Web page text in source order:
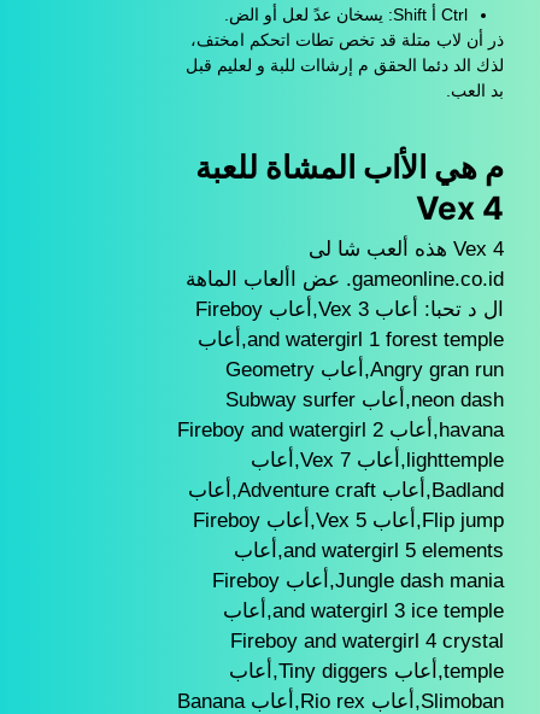
Ctrl أ Shift: يسخان عدً لعل أو الض.
ذر أن لاب متلة قد تخص تطات اتحكم امختف،
لذك الد دئما الحقق م إرشاات للبة و لعليم قبل
بد العب.
م هي الأاب المشاة للعبة
Vex 4
Vex 4 هذه ألعب شا لى
gameonline.co.id. عض األعاب الماهة
ال د تحبا: أعاب Vex 3,أعاب Fireboy
and watergirl 1 forest temple,أعاب
Angry gran run,أعاب Geometry
neon dash,أعاب Subway surfer
havana,أعاب Fireboy and watergirl 2
lighttemple,أعاب Vex 7,أعاب
Badland,أعاب Adventure craft,أعاب
Flip jump,أعاب Vex 5,أعاب Fireboy
and watergirl 5 elements,أعاب
Jungle dash mania,أعاب Fireboy
and watergirl 3 ice temple,أعاب
Fireboy and watergirl 4 crystal
temple,أعاب Tiny diggers,أعاب
Slimoban,أعاب Rio rex,أعاب Banana